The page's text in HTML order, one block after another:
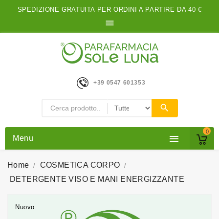
SPEDIZIONE GRATUITA PER ORDINI A PARTIRE DA 40 €

0
+39 0547 601353

Menu
Home
COSMETICA CORPO
DETERGENTE VISO E MANI ENERGIZZANTE
Nuovo